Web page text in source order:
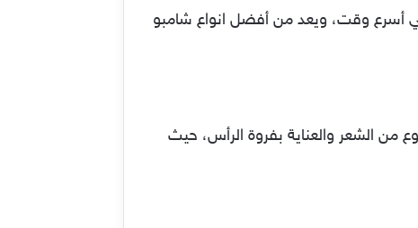
أسرع وقت، ويعد من أفضل انواع شامبو
من الشعر والعناية بفروة الرأس، حيث